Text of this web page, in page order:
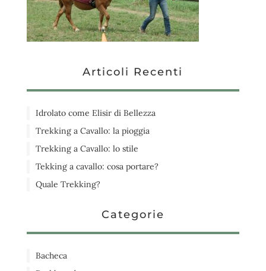
Articoli Recenti
Idrolato come Elisir di Bellezza
Trekking a Cavallo: la pioggia
Trekking a Cavallo: lo stile
Tekking a cavallo: cosa portare?
Quale Trekking?
Categorie
Bacheca